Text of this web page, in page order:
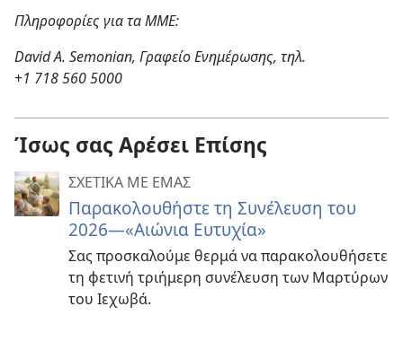
Πληροφορίες για τα ΜΜΕ:
David A. Semonian, Γραφείο Ενημέρωσης, τηλ.
+1 718 560 5000
Ίσως σας Αρέσει Επίσης
ΣΧΕΤΙΚΑ ΜΕ ΕΜΑΣ
Παρακολουθήστε τη Συνέλευση του
2026​—«Αιώνια Ευτυχία»
Σας προσκαλούμε θερμά να παρακολουθήσετε
τη φετινή τριήμερη συνέλευση των Μαρτύρων
του Ιεχωβά.